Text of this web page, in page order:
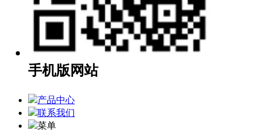
手机版网站
产品中心
联系我们
菜单